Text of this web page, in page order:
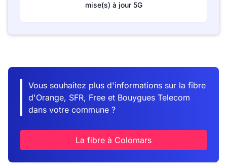
mise(s) à jour 5G
Vous souhaitez plus d'informations sur la fibre
d'Orange, SFR, Free et Bouygues Telecom
dans votre commune ?
La fibre à Colomars